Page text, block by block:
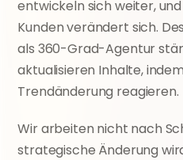
entwickeln sich weiter,
Kunden verändert sich.
als 360-Grad-Agentur
aktualisieren Inhalte,
Trendänderung reagieren.
Wir arbeiten nicht nach
strategische Änderung